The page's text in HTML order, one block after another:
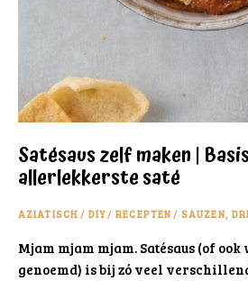
Satésaus zelf maken |
allerlekkerste saté
AZIATISCH / DIY/ RECEPTEN/ SAUZEN,
Mjam mjam mjam. Satésaus (of
genoemd) is bij zó veel